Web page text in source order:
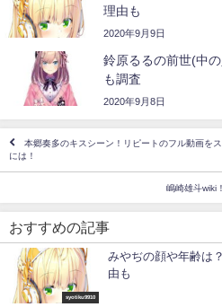
理由も
2020年9月9日
鈴原るるの前世(中
も調査
2020年9月8日
本郷奏多のキスシーン！リピートのフル動画を
には！
嶋崎雄斗wiki
おすすめの記事
syotiku9910
みやぢの顔や年齢は
由も